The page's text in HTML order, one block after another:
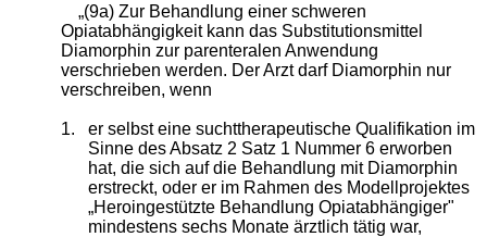
„(9a) Zur Behandlung einer schweren
Opiatabhängigkeit kann das Substitutionsmittel
Diamorphin zur parenteralen Anwendung
verschrieben werden. Der Arzt darf Diamorphin nur
verschreiben, wenn
1.
er selbst eine suchttherapeutische Qualifikation im
Sinne des Absatz 2 Satz 1 Nummer 6 erworben
hat, die sich auf die Behandlung mit Diamorphin
erstreckt, oder er im Rahmen des Modellprojektes
„Heroingestützte Behandlung Opiatabhängiger"
mindestens sechs Monate ärztlich tätig war,